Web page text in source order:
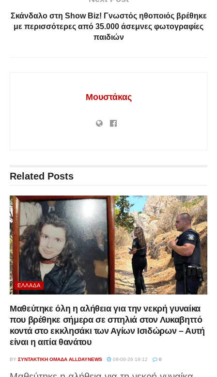
Σκάνδαλο στη Show Biz! Γνωστός ηθοποιός βρέθηκε
με περισσότερες από 35.000 άσεμνες φωτογραφίες
παιδιών
Μουστάκας
Related Posts
ΕΛΛΆΔΑ
Μαθεύτηκε όλη η αλήθεια για την νεκρή γυναίκα
που βρέθηκε σήμερα σε σπηλιά στον Λυκαβηττό
κοντά στο εκκλησάκι των Αγίων Ισιδώρων – Αυτή
είναι η αιτία θανάτου
BY ΣΥΝΤΑΚΤΙΚΉ ΟΜΆΔΑ ALLDAYNEWS 08-08-26 19:12 0